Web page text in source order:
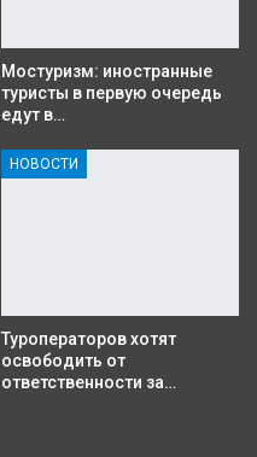
Мостуризм: иностранные
туристы в первую очередь
едут в…
НОВОСТИ
Туроператоров хотят
освободить от
ответственности за…